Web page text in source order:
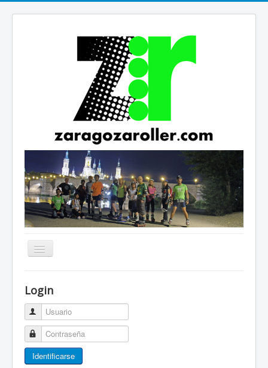
Cambiar
navegación
Patines Solidarios
¿Cómo asociarme? Ventajas
Movilidad en patines F.A.Q.
Login
Usuario
Contraseña
Identificarse